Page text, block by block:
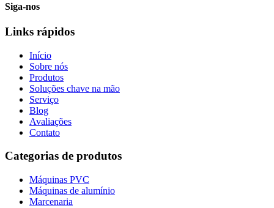
Siga-nos
Links rápidos
Início
Sobre nós
Produtos
Soluções chave na mão
Serviço
Blog
Avaliações
Contato
Categorias de produtos
Máquinas PVC
Máquinas de alumínio
Marcenaria